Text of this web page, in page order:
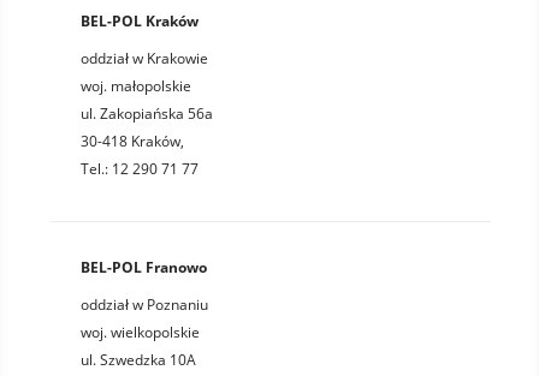
BEL-POL Kraków
oddział w Krakowie
woj. małopolskie
ul. Zakopiańska 56a
30-418 Kraków,
Tel.: 12 290 71 77
BEL-POL Franowo
oddział w Poznaniu
woj. wielkopolskie
ul. Szwedzka 10A